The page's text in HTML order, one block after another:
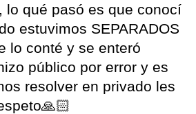
lo qué pasó es que conocí
estuvimos SEPARADOS
lo conté y se enteró
público por error y es
resolver en privado les